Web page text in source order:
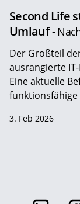
Second Life
Umlauf-
Der Großteil
ausrangierte
Eine aktuelle
3. Feb 2026